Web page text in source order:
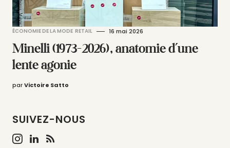
ÉCONOMIE DE LA MODE RETAIL 16 mai 2026
Minelli (1973-2026), anatomie d’une
lente agonie
parVictoire Satto
SUIVEZ-NOUS